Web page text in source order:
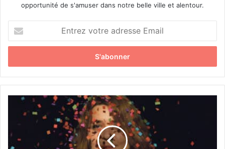
opportunité de s'amuser dans notre belle ville et alentour.
t
e
z
h